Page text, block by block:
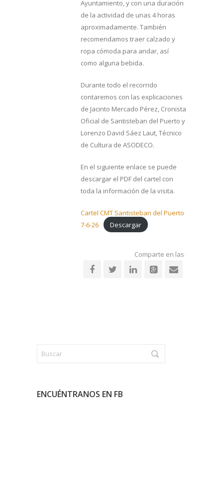
Ayuntamiento, y con una duración
de la actividad de unas 4 horas
aproximadamente. También
recomendamos traer calzado y
ropa cómoda para andar, así
como alguna bebida.
Durante todo el recorrido
contaremos con las explicaciones
de Jacinto Mercado Pérez, Cronista
Oficial de Santisteban del Puerto y
Lorenzo David Sáez Laut, Técnico
de Cultura de ASODECO.
En el siguiente enlace se puede
descargar el PDF del cartel con
toda la información de la visita.
Cartel CMT Santisteban del Puerto
7-6-26
Descargar
Comparte en las redes
ENCUÉNTRANOS EN FB